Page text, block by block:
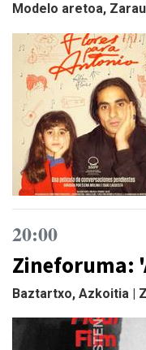
Modelo aretoa,
20:00
Zineforuma:
Baztartxo, Azkoitia |